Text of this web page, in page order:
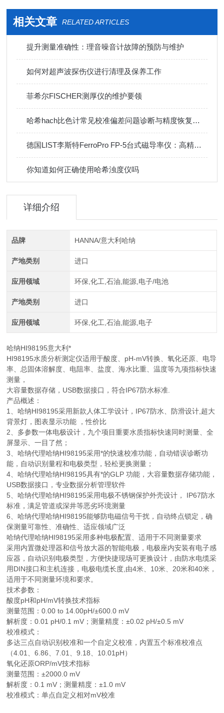
相关文章 RELATED ARTICLES
提升测量准确性：理音噪音计故障的预防与维护
如何对超声波探伤仪进行清理及保养工作
菲希尔FISCHER测厚仪的维护要领
哈希hach比色计常见校准偏差问题诊断与精度恢复技巧
德国LIST李斯特FerroPro FP-5台式磁导率仪：高精度检测，助力材料质量把控
你知道如何正确使用哈希浊度仪吗
详细介绍
品牌 HANNA/意大利哈纳
产地类别 进口
应用领域 环保,化工,石油,能源,电子/电池
产地类别 进口
应用领域 环保,化工,石油,能源,电子
哈纳HI98195意大利*
HI98195水质分析测定仪适用于酸度、pH-mV转换、氧化还原、电导
率、总固体溶解度、电阻率、盐度、海水比重、温度等九项指标快速
测量，
大容量数据存储，USB数据接口，符合IP67防水标准.
产品概述：
1、哈纳HI98195采用新款人体工学设计，IP67防水、防滑设计,超大
背景灯，图表显示功能 ，性价比
2、多参数一体电极设计，九个项目重要水质指标快速同时测量、全
屏显示、一目了然；
3、哈纳代理哈纳HI98195采用*的快速校准功能，自动错误诊断功
能，自动识别量程和电极类型，轻松更换测量；
4、哈纳代理哈纳HI98195具有*的GLP 功能，大容量数据存储功能，
USB数据接口，专业数据分析管理软件
5、哈纳代理哈纳HI98195采用电极不锈钢保护外壳设计， IP67防水
标准，满足管道或深井等恶劣环境测量
6、哈纳代理哈纳HI98195能够防电磁信号干扰，自动终点锁定，确
保测量可靠性、准确性、适应领域广泛
哈纳代理哈纳HI98195采用多种电极配置、适用于不同测量要求
采用内置微处理器和信号放大器的智能电极，电极座内安装有电子感
应器，自动识别电极类型，方便快捷现场可更换设计，由防水电缆采
用DIN接口和主机连接，电极电缆长度,由4米、10米、20米和40米，
适用于不同测量环境和要求。
技术参数：
酸度pH和pH/mV转换技术指标
测量范围：0.00 to 14.00pH/±600.0 mV
解析度：0.01 pH/0.1 mV；测量精度：±0.02 pH/±0.5 mV
校准模式：
多达三点自动识别校准和一个自定义校准，内置五个标准校准点
（4.01、6.86、7.01、9.18、10.01pH）
氧化还原ORP/mV技术指标
测量范围：±2000.0 mV
解析度：0.1 mV；测量精度：±1.0 mV
校准模式：单点自定义相对mV校准